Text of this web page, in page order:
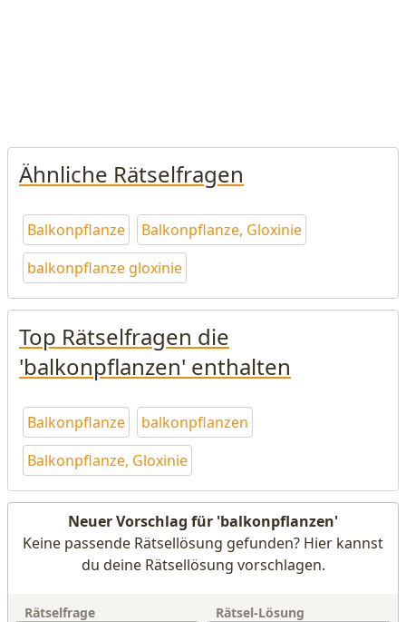
Ähnliche Rätselfragen
Balkonpflanze
Balkonpflanze, Gloxinie
balkonpflanze gloxinie
Top Rätselfragen die
'balkonpflanzen' enthalten
Balkonpflanze
balkonpflanzen
Balkonpflanze, Gloxinie
Neuer Vorschlag für 'balkonpflanzen'
Keine passende Rätsellösung gefunden? Hier kannst
du deine Rätsellösung vorschlagen.
Rätselfrage Rätsel-Lösung